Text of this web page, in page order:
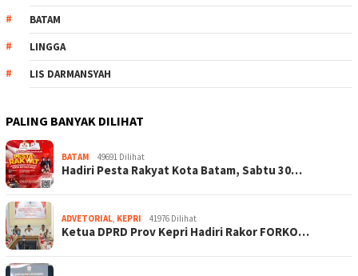
BATAM
LINGGA
LIS DARMANSYAH
PALING BANYAK DILIHAT
BATAM 49691 Dilihat
Hadiri Pesta Rakyat Kota Batam, Sabtu 30…
ADVETORIAL KEPRI 41976 Dilihat
Ketua DPRD Prov Kepri Hadiri Rakor FORKO…